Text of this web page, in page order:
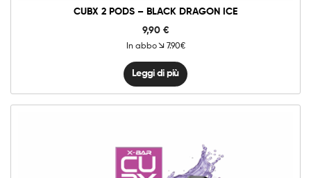
CUBX 2 PODS – BLACK DRAGON ICE
9,90 €
In abbo 7.90€
Leggi di più